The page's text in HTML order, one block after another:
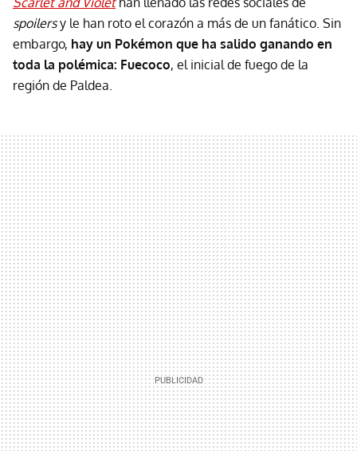
spoilersy le han roto el corazón a más de un fanático. Sin
embargo, hay un Pokémon que ha salido ganando en
toda la polémica: Fuecoco, el inicial de fuego de la
región de Paldea.